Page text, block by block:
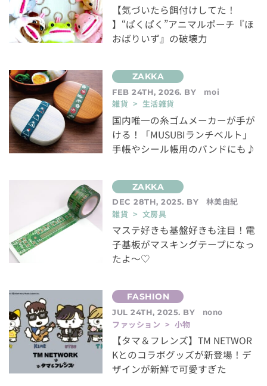
【気づいたら餌付けしてた！
】“ぱくぱく”アニマルポーチ『ほ
おばりいず』の破壊力
FEB 24TH, 2026. BY
moi
雑貨 > 生活雑貨
国内唯一の糸ゴムメーカーが手が
ける！「MUSUBIランチベルト」
手帳やシール帳用のバンドにも♪
DEC 28TH, 2025. BY
林美由紀
雑貨 > 文房具
マステ好きも基盤好きも注目！電
子基板がマスキングテープになっ
たよ～♡
JUL 24TH, 2025. BY
nono
ファッション > 小物
【タマ＆フレンズ】TM NETWOR
Kとのコラボグッズが新登場！デ
ザインが新鮮で可愛すぎた